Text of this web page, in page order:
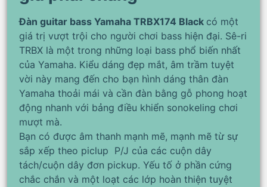
Đàn guitar bass Yamaha TRBX174 Black có một
giá trị vượt trội cho người chơi bass hiện đại. Sê-ri
TRBX là một trong những loại bass phổ biến nhất
của Yamaha. Kiểu dáng đẹp mắt, âm trầm tuyệt
vời này mang đến cho bạn hình dáng thân đàn
Yamaha thoải mái và cần đàn bằng gỗ phong hoạt
động nhanh với bảng điều khiển sonokeling chơi
mượt mà.
Bạn có được âm thanh mạnh mẽ, mạnh mẽ từ sự
sắp xếp theo piclup P/J của các cuộn dây
tách/cuộn dây đơn pickup. Yếu tố ở phần cứng
chắc chắn và một loạt các lớp hoàn thiện tuyệt